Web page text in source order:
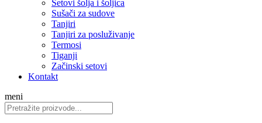
Setovi šolja i šoljica
Sušači za sudove
Tanjiri
Tanjiri za posluživanje
Termosi
Tiganji
Začinski setovi
Kontakt
meni